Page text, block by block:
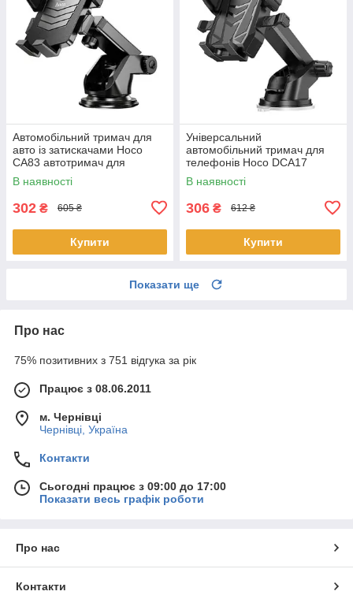
Автомобільний тримач для
авто із затискачами Hoco
CA83 автотримач для
телефона на вакуумному
присоску Чорний
В наявності
302 ₴ 605 ₴
Купити
Універсальний
автомобільний тримач для
телефонів Hoco DCA17
магнітний холдер в авто
кронштейн на присоску
В наявності
306 ₴ 612 ₴
Купити
Показати ще
Про нас
75% позитивних з 751 відгука за рік
Працює з 08.06.2011
м. Чернівці
Чернівці, Україна
Контакти
Сьогодні працює з 09:00 до 17:00
Показати весь графік роботи
Про нас
Контакти